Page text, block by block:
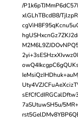
/
xlGLhTBcdB8/
7aSUtuwSH5u/